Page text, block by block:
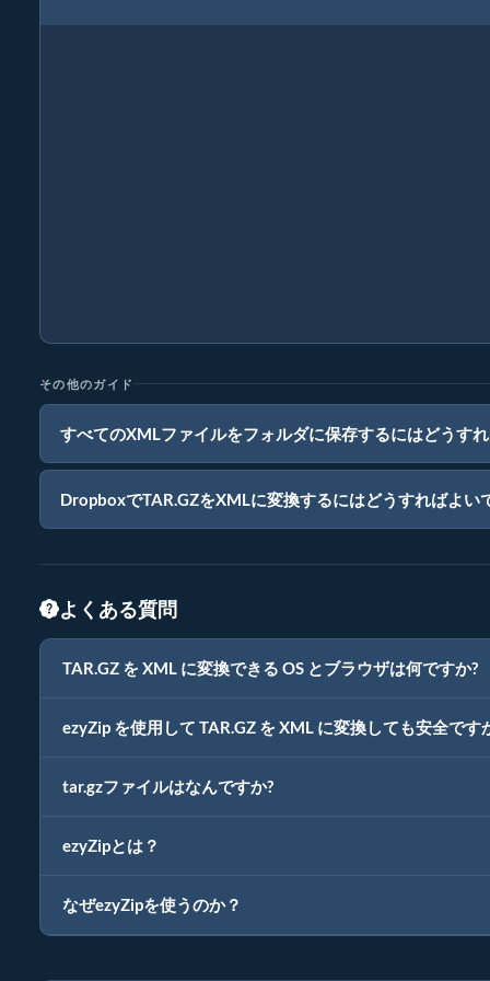
その他のガイド
すべてのXMLファイルをフォルダに保存するにはどうす
DropboxでTAR.GZをXMLに変換するにはどうすればよい
よくある質問
TAR.GZ を XML に変換できる OS とブラウザは何ですか?
ezyZip を使用して TAR.GZ を XML に変換しても安全です
tar.gzファイルはなんですか?
ezyZipとは？
なぜezyZipを使うのか？